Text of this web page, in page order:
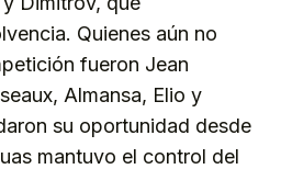
Quienes aún no
fueron Jean
Almansa, Elio y
su oportunidad desde
mantuvo el control del